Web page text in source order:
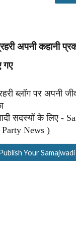
अपनी कहानी
गए
ब्लॉग पर अपनी
सदस्यों के लिए -
News )
Your